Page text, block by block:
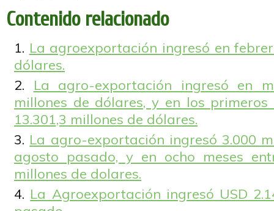
Contenido relacionado
La agroexportación ingresó en
dólares.
La agro-exportación ingresó en
millones de dólares, y en los
13.301,3 millones de dólares.
La agro-exportación ingresó 3.000
agosto pasado, y en ocho meses
millones de dolares.
La Agroexportación ingresó USD